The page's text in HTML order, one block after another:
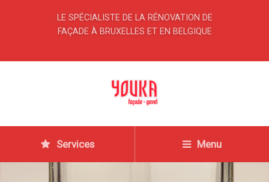
LE SPÉCIALISTE DE LA RÉNOVATION DE
FAÇADE À BRUXELLES ET EN BELGIQUE
Services Menu